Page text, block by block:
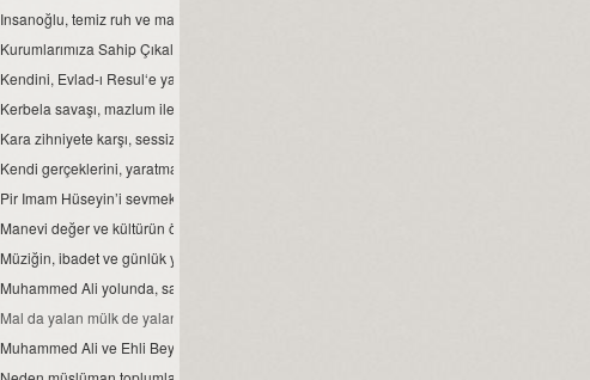
Insanoğlu, temiz ruh ve masum karekterle doğar…
Kurumlarımıza Sahip Çıkalım...
Kendini, Evlad-ı Resul‘e yamalayanlar…
Kerbela savaşı, mazlum ile zalimin savaşıdır...
Kara zihniyete karşı, sessiz kalma ayağa kalk...
Kendi gerçeklerini, yaratmaya kalkan ikrarsızlar...
Pir Imam Hüseyin’i sevmek, gönül işidir…
Manevi değer ve kültürün önemi…
Müziğin, ibadet ve günlük yaşamdaki yeri...
Muhammed Ali yolunda, sahiplenme vardır…
Mal da yalan mülk de yalan, var biraz da sen oyalan…
Muhammed Ali ve Ehli Beyt sevgisinde bütünleşelim…